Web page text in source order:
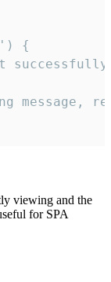
{
message,
viewing and the
for SPA